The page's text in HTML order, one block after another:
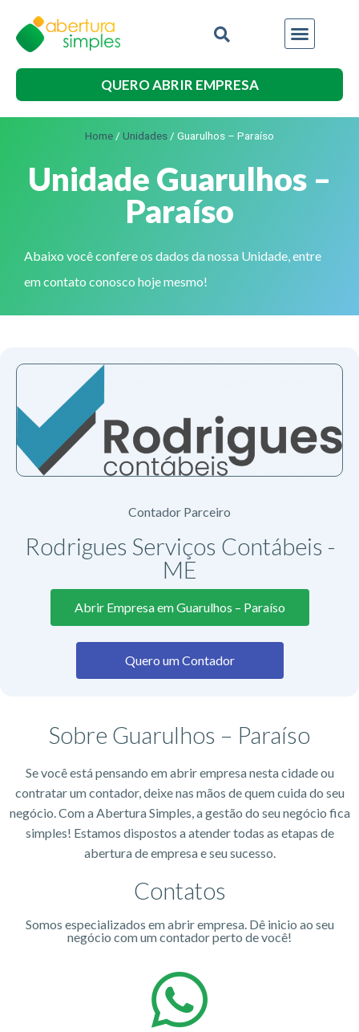
QUERO ABRIR EMPRESA
Home / Unidades / Guarulhos – Paraíso
Unidade Guarulhos –
Paraíso
Abaixo você confere os dados da nossa Unidade, entre
em contato conosco hoje mesmo!
Contador Parceiro
Rodrigues Serviços Contábeis -
ME
Abrir Empresa em Guarulhos – Paraíso
Quero um Contador
Sobre Guarulhos – Paraíso
Se você está pensando em abrir empresa nesta cidade ou
contratar um contador, deixe nas mãos de quem cuida do seu
negócio. Com a Abertura Simples, a gestão do seu negócio fica
simples! Estamos dispostos a atender todas as etapas de
abertura de empresa e seu sucesso.
Contatos
Somos especializados em abrir empresa. Dê inicio ao seu
negócio com um contador perto de você!